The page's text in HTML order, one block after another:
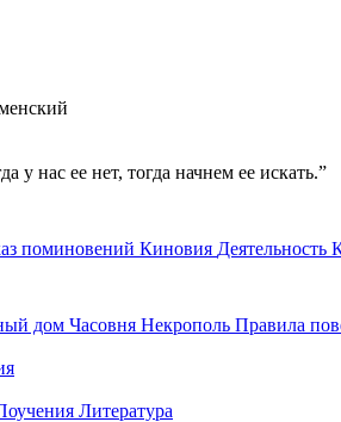
у нас ее нет, тогда начнем ее искать.”
поминовений Киновия Деятельность
дом Часовня Некрополь Правила
Литература